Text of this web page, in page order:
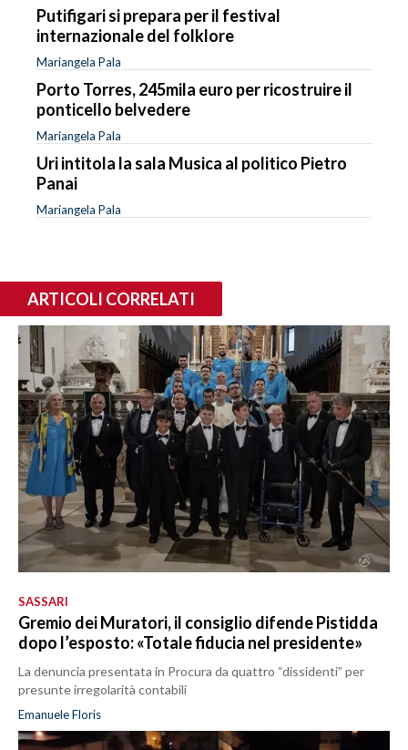
Putifigari si prepara per il festival
internazionale del folklore
Mariangela Pala
Porto Torres, 245mila euro per ricostruire il
ponticello belvedere
Mariangela Pala
Uri intitola la sala Musica al politico Pietro
Panai
Mariangela Pala
ARTICOLI CORRELATI
SASSARI
Gremio dei Muratori, il consiglio difende Pistidda
dopo l’esposto: «Totale fiducia nel presidente»
La denuncia presentata in Procura da quattro “dissidenti” per
presunte irregolarità contabili
Emanuele Floris